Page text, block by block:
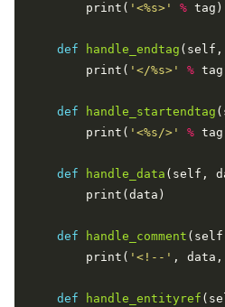
        print(
'<%s>' %
def handle_endtag
        print(
'</%s>' %
def handle_startendtag
        print(
'<%s/>' %
def handle_data
def handle_comment
        print(
'<!--' , data,
def handle_entityref